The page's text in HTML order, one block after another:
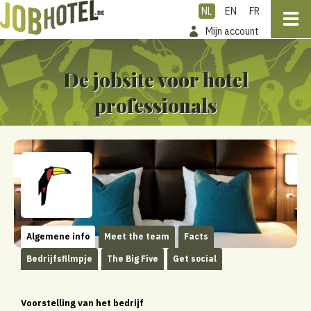
NL EN
FR
Mijn account
De jobsite voor hotel
professionals
Algemene info Meet the team Facts
Bedrijfsfilmpje The Big Five Get social
Voorstelling van het bedrijf